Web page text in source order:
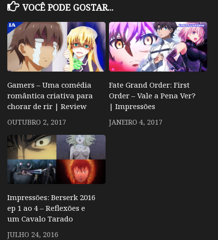
VOCÊ PODE GOSTAR...
Gamers – Uma comédia
romântica criativa para
chorar de rir | Review
OUTUBRO 2, 2017
Fate Grand Order: First
Order – Vale a Pena Ver?
| Impressões
JANEIRO 4, 2017
Impressões: Berserk 2016
ep 1 ao 4 – Reflexões e
um Cavalo Tarado
JULHO 24, 2016